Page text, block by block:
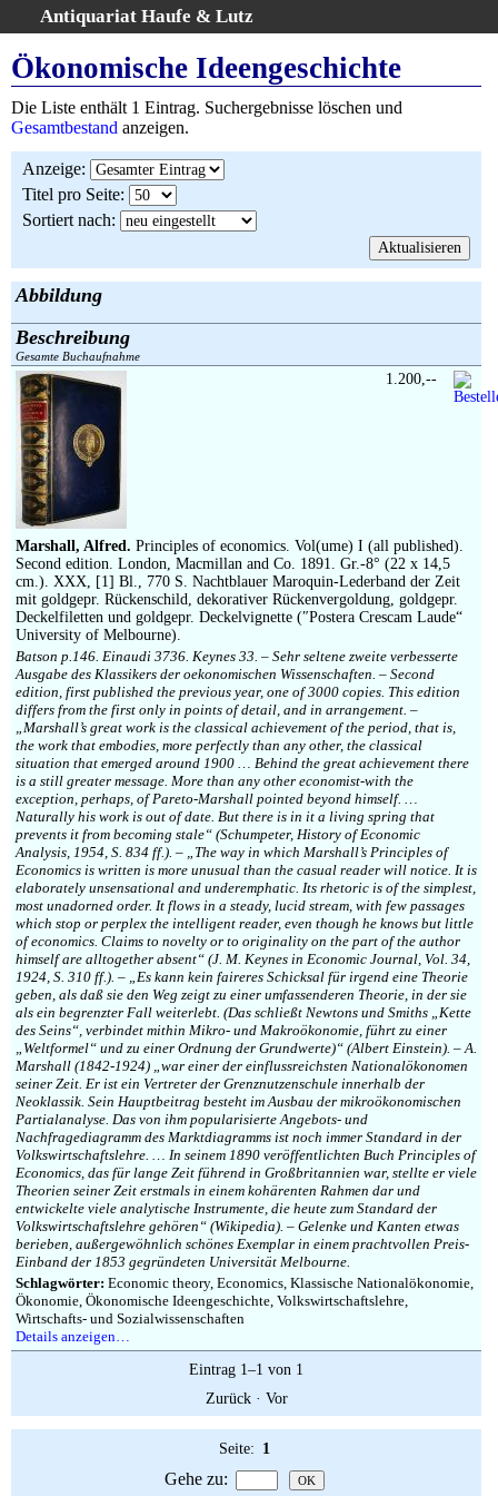
Antiquariat Haufe & Lutz
Home
Gesamtbestand
Kategorien
Schlagwörter
Suchergebnisse
AGB
Widerruf
Über uns
Aktuelle Kataloge
Kontakt
Ankauf
Links
Impressum
Ökonomische Ideengeschichte
Die Liste enthält 1 Eintrag. Suchergebnisse löschen und
Gesamtbestand anzeigen.
Anzeige:
Titel pro Seite:
Sortiert nach:
Abbildung
Beschreibung
Gesamte Buchaufnahme
Marshall, Alfred. Principles of economics. Vol(ume) I (all published).
Second edition. London, Macmillan and Co. 1891. Gr.-8° (22 x 14,5
cm.). XXX, [1] Bl., 770 S. Nachtblauer Maroquin-Lederband der Zeit
mit goldgepr. Rückenschild, dekorativer Rückenvergoldung, goldgepr.
Deckelfiletten und goldgepr. Deckelvignette (″Postera Crescam Laude“
University of Melbourne).
Batson p.146. Einaudi 3736. Keynes 33. – Sehr seltene zweite verbesserte
Ausgabe des Klassikers der oekonomischen Wissenschaften. – Second
edition, first published the previous year, one of 3000 copies. This edition
differs from the first only in points of detail, and in arrangement. –
„Marshall’s great work is the classical achievement of the period, that is,
the work that embodies, more perfectly than any other, the classical
situation that emerged around 1900 … Behind the great achievement there
is a still greater message. More than any other economist-with the
exception, perhaps, of Pareto-Marshall pointed beyond himself. …
Naturally his work is out of date. But there is in it a living spring that
prevents it from becoming stale“ (Schumpeter, History of Economic
Analysis, 1954, S. 834 ff.). – „The way in which Marshall’s Principles of
Economics is written is more unusual than the casual reader will notice. It is
elaborately unsensational and underemphatic. Its rhetoric is of the simplest,
most unadorned order. It flows in a steady, lucid stream, with few passages
which stop or perplex the intelligent reader, even though he knows but little
of economics. Claims to novelty or to originality on the part of the author
himself are alltogether absent“ (J. M. Keynes in Economic Journal, Vol. 34,
1924, S. 310 ff.). – „Es kann kein faireres Schicksal für irgend eine Theorie
geben, als daß sie den Weg zeigt zu einer umfassenderen Theorie, in der sie
als ein begrenzter Fall weiterlebt. (Das schließt Newtons und Smiths „Kette
des Seins“, verbindet mithin Mikro- und Makroökonomie, führt zu einer
„Weltformel“ und zu einer Ordnung der Grundwerte)“ (Albert Einstein). – A.
Marshall (1842-1924) „war einer der einflussreichsten Nationalökonomen
seiner Zeit. Er ist ein Vertreter der Grenznutzenschule innerhalb der
Neoklassik. Sein Hauptbeitrag besteht im Ausbau der mikroökonomischen
Partialanalyse. Das von ihm popularisierte Angebots- und
Nachfragediagramm des Marktdiagramms ist noch immer Standard in der
Volkswirtschaftslehre. … In seinem 1890 veröffentlichten Buch Principles of
Economics, das für lange Zeit führend in Großbritannien war, stellte er viele
Theorien seiner Zeit erstmals in einem kohärenten Rahmen dar und
entwickelte viele analytische Instrumente, die heute zum Standard der
Volkswirtschaftslehre gehören“ (Wikipedia). – Gelenke und Kanten etwas
berieben, außergewöhnlich schönes Exemplar in einem prachtvollen Preis-
Einband der 1853 gegründeten Universität Melbourne.
Schlagwörter: Economic theory, Economics, Klassische Nationalökonomie,
Ökonomie, Ökonomische Ideengeschichte, Volkswirtschaftslehre,
Wirtschafts- und Sozialwissenschaften
Details anzeigen…
1.200,--
Eintrag 1–1 von 1
Zurück· Vor
Seite: 1
Gehe zu: